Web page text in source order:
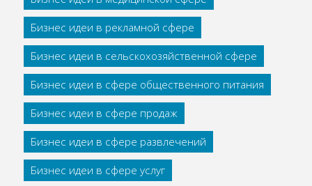
Бизнес идеи в рекламной сфере
Бизнес идеи в сельскохозяйственной сфере
Бизнес идеи в сфере общественного питания
Бизнес идеи в сфере продаж
Бизнес идеи в сфере развлечений
Бизнес идеи в сфере услуг